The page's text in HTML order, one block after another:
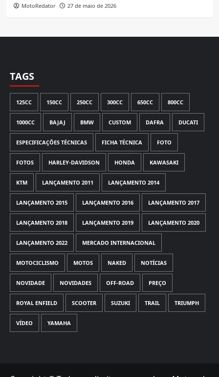
MotoRedator 27 de maio de 2026
TAGS
125CC 150CC 250CC 300CC 650CC 800CC
1000CC BAJAJ BMW CUSTOM DAFRA DUCATI
ESPECIFICAÇÕES TÉCNICAS FICHA TÉCNICA FOTO
FOTOS HARLEY-DAVIDSON HONDA KAWASAKI
KTM LANÇAMENTO 2011 LANÇAMENTO 2014
LANÇAMENTO 2015 LANÇAMENTO 2016 LANÇAMENTO 2017
LANÇAMENTO 2018 LANÇAMENTO 2019 LANÇAMENTO 2020
LANÇAMENTO 2022 MERCADO INTERNACIONAL
MOTOCICLISMO MOTOS NAKED NOTÍCIAS
NOVIDADE NOVIDADES OFF-ROAD PREÇO
ROYAL ENFIELD SCOOTER SUZUKI TRAIL TRIUMPH
VÍDEO YAMAHA